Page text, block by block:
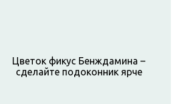
Цветок фикус Бенждамина –
сделайте подоконник ярче